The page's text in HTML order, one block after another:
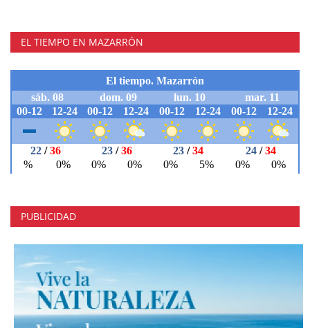
EL TIEMPO EN MAZARRÓN
PUBLICIDAD